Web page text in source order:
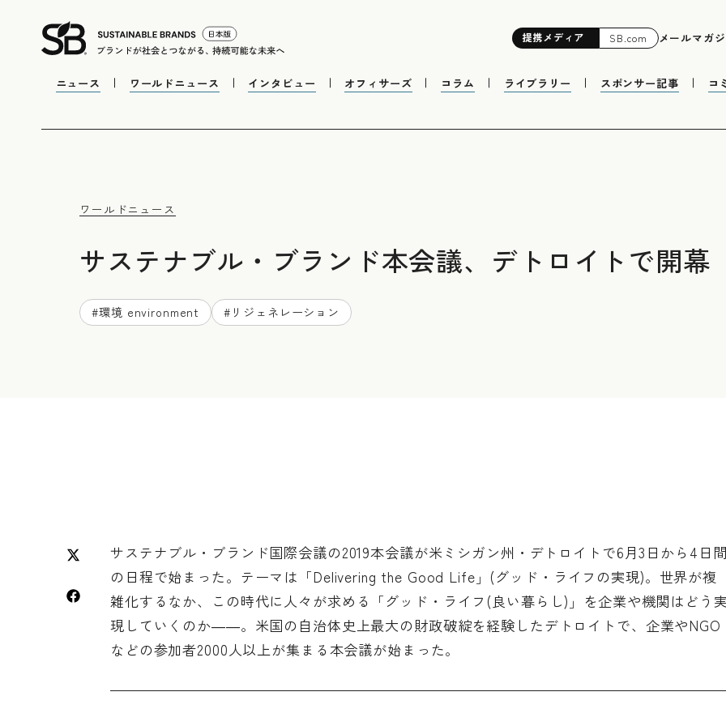
提携メディア SB.com メールマガ
ニュース ワールドニュース インタビュー オフィサーズ コラム ライブラリー スポンサー記事 コ
ワールドニュース
サステナブル・ブランド本会議、デトロイトで開幕
#環境 environment # リジェネレーション
サステナブル・ブランド国際会議の2019本会議が米ミシガン州・デトロイトで6月3日から4日
の日程で始まった。テーマは「Delivering the Good Life」(グッド・ライフの実現)。世界が複
雑化するなか、この時代に人々が求める「グッド・ライフ(良い暮らし)」を企業や機関はどう
現していくのか――。米国の自治体史上最大の財政破綻を経験したデトロイトで、企業やNGO
などの参加者2000人以上が集まる本会議が始まった。